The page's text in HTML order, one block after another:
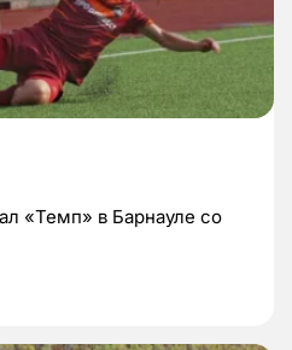
«Темп» в Барнауле со